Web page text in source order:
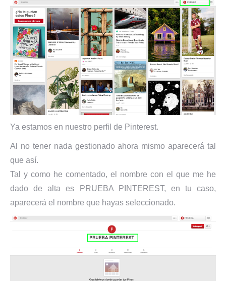
Ya estamos en nuestro perfil de Pinterest.
Al no tener nada gestionado ahora mismo aparecerá tal
que así.
Tal y como he comentado, el nombre con el que me he
dado de alta es PRUEBA PINTEREST, en tu caso,
aparecerá el nombre que hayas seleccionado.